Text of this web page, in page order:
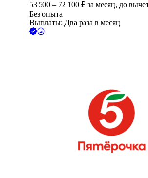
53 500 – 72 100 ₽ за месяц, до
Без опыта
Выплаты: Два раза в месяц